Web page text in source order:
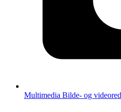
Multimedia Bilde- og